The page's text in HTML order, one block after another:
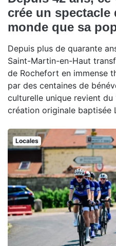
crée un
monde que sa
Depuis plus de quarante
Saint-Martin-en-Haut
de Rochefort en immense
par des centaines de
culturelle unique revient du
création originale baptisée
Locales